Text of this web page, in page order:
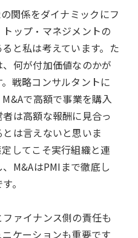
関係をダイナミックにフ
ップ・マネジメントの
と私は考えています。た
何が付加価値なのかが
戦略コンサルタントに
で高額で事業を購入
は高額な報酬に見合っ
は言えないと思いま
してこそ実行組織と連
M&AはPMIまで徹底し
。
ァイナンス側の責任も
ケーションも重要です